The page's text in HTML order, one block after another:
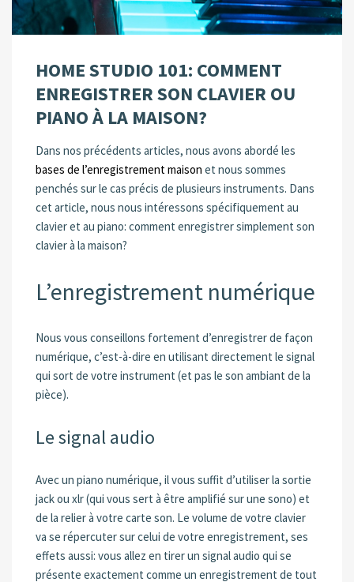
HOME STUDIO 101: COMMENT
ENREGISTRER SON CLAVIER OU
PIANO À LA MAISON?
Dans nos précédents articles, nous avons abordé les
bases de l’enregistrement maison et nous sommes
penchés sur le cas précis de plusieurs instruments. Dans
cet article, nous nous intéressons spécifiquement au
clavier et au piano: comment enregistrer simplement son
clavier à la maison?
L’enregistrement numérique
Nous vous conseillons fortement d’enregistrer de façon
numérique, c’est-à-dire en utilisant directement le signal
qui sort de votre instrument (et pas le son ambiant de la
pièce).
Le signal audio
Avec un piano numérique, il vous suffit d’utiliser la sortie
jack ou xlr (qui vous sert à être amplifié sur une sono) et
de la relier à votre carte son. Le volume de votre clavier
va se répercuter sur celui de votre enregistrement, ses
effets aussi: vous allez en tirer un signal audio qui se
présente exactement comme un enregistrement de tout